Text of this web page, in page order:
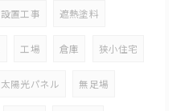
設置工事 遮熱塗料
工場 倉庫 狭小住宅
太陽光パネル 無足場